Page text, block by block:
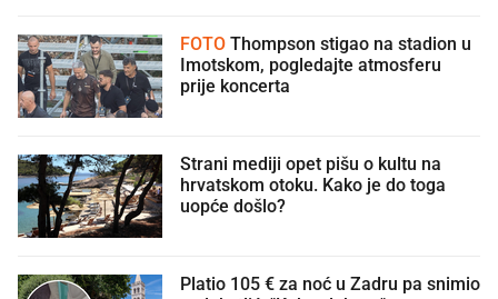
FOTO
Imotskom, pogledajte atmosferu
prije koncerta
Strani mediji opet pišu o kultu na
hrvatskom otoku. Kako je do toga
uopće došlo?
Platio 105 € za noć u Zadru pa snimio